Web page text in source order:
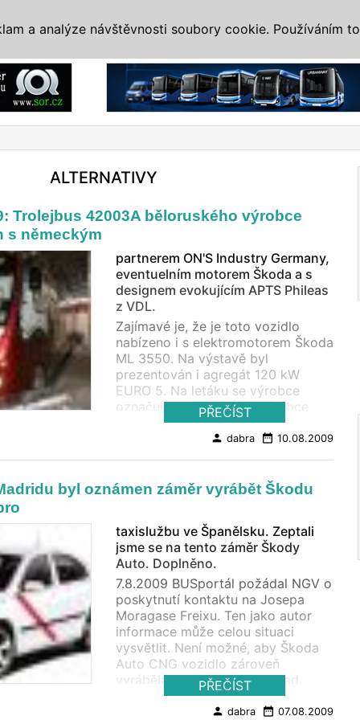
ALTERNATIVY
Trolejbus 42003A běloruského výrobce
s německým
partnerem ON'S Industry Germany,
eventuelním motorem Škoda a s
designem evokujícím APTS Phileas
z VDL.
Zajímavé je, že je toto vozidlo
nabízeno i s elektromotorem Škoda
ML 3550. Na výstavě byl
prezentován i agregát 120 kW
EURO 5. Na letáku se výrobce
označuje za největšího výrobce
trolejbusů na světě. Informace
naleznete i na ON'S Industry
ještě něco chystáme i do
BUSWORLD 2007: Metrobus Phileas
z APTS z VDL GROEP.
PŘEČÍST
person dabra date_range 10.08.2009
byl oznámen záměr vyrábět Škodu
taxislužbu ve Španělsku. Zeptali
jsme se na tento záměr Škody
Auto. Doplněno.
7.8.2009 BUSportál požádal NGV o
poskytnutí kontaktu na Josepa
Moragase Freixu. Ten jako autor
informace může celou situaci
vysvětlit. Není možné, aby Škoda
Auto CNG vozidlo zároveň
vyráběla i nevyráběla. Překlad
článku jsme zachytili v odborném
měsíčníku Plyn. Nad absencí
PŘEČÍST
person dabra date_range 07.08.2009
a analýze návštěvnosti soubory cookie. Používáním